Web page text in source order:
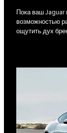
Пока ваш Jaguar
возможностью
ощутить дух